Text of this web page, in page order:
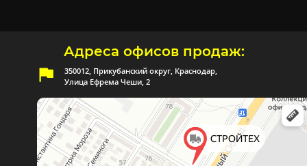
350012, Прикубанский округ, Краснодар,
Улица Ефрема Чеши, 2
Адреса офисов продаж: